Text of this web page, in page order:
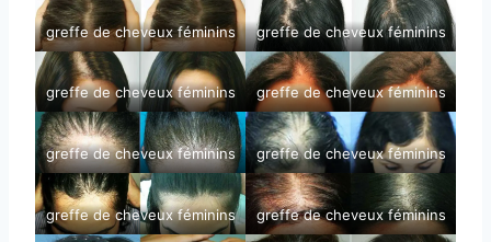
greffe de cheveux féminins greffe de cheveux féminins
greffe de cheveux féminins greffe de cheveux féminins
greffe de cheveux féminins greffe de cheveux féminins
greffe de cheveux féminins greffe de cheveux féminins